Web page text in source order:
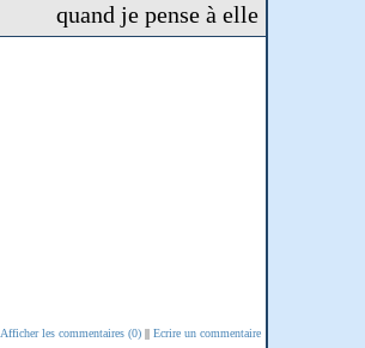
quand je pense à elle
Afficher les commentaires (0)|| Ecrire un commentaire